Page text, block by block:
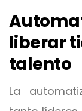
liberar
talento
La